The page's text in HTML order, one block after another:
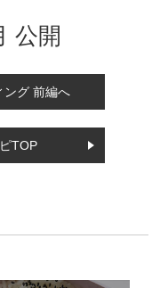
公開
ング 前編へ
TOP